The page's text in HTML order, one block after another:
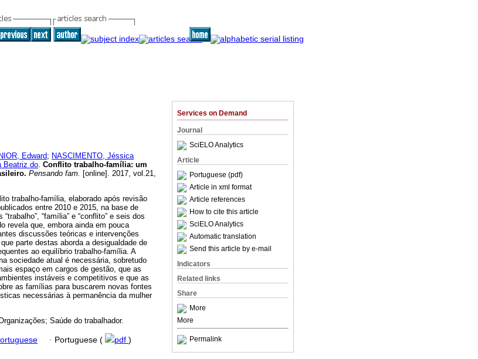
Services on Demand
Journal
SciELO Analytics
Article
Portuguese (pdf)
Article in xml format
Article references
How to cite this article
SciELO Analytics
Automatic translation
Send this article by e-mail
Indicators
Related links
Share
More
More
Permalink
Edward; NASCIMENTO, Jéssica
Beatriz do. Conflito trabalho-família: um
. Pensando fam. [online]. 2017, vol.21,
trabalho-família, elaborado após revisão
entre 2010 e 2015, na base de
“família” e “conflito” e seis dos
revela que, embora ainda em pouca
discussões teóricas e intervenções
parte destas aborda a desigualdade de
ao equilíbrio trabalho-família. A
sociedade atual é necessária, sobretudo
espaço em cargos de gestão, que as
instáveis e competitivos e que as
as famílias para buscarem novas fontes
necessárias à permanência da mulher
Saúde do trabalhador.
· Portuguese ( pdf )